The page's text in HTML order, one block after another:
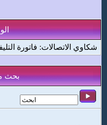
شكاوي الاتصالات: فاتورة
بحث